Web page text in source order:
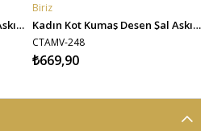
Kadın Kot Kumaş Desen Şal Askılı El ve Omuz Çantacı - Koyu Mavi
SEPETE EKLE
Biriz
Kadın Kot Kumaş Desen Şal Askılı El ve Omuz Çantacı - Açık Mavi
CTAMV-248
₺669,90